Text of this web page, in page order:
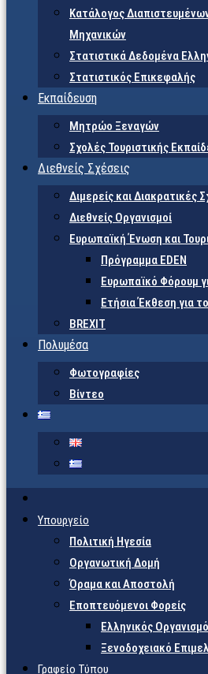
Κατάλογος
Μηχανικών
Στατιστικά Δεδομένα
Στατιστικός Επικεφαλής
Εκπαίδευση
Μητρώο Ξεναγών
Σχολές Τουριστικής
Διεθνείς Σχέσεις
Διμερείς και Διακρατικές
Διεθνείς Οργανισμοί
Ευρωπαϊκή Ένωση και
Πρόγραμμα EDEN
Ευρωπαϊκό Φόρουμ
Ετήσια Έκθεση για
BREXIT
Πολυμέσα
Φωτογραφίες
Βίντεο
Υπουργείο
Πολιτική Ηγεσία
Οργανωτική Δομή
Όραμα και Αποστολή
Εποπτευόμενοι Φορείς
Eλληνικός
Ξενοδοχειακό
Γραφείο Τύπου